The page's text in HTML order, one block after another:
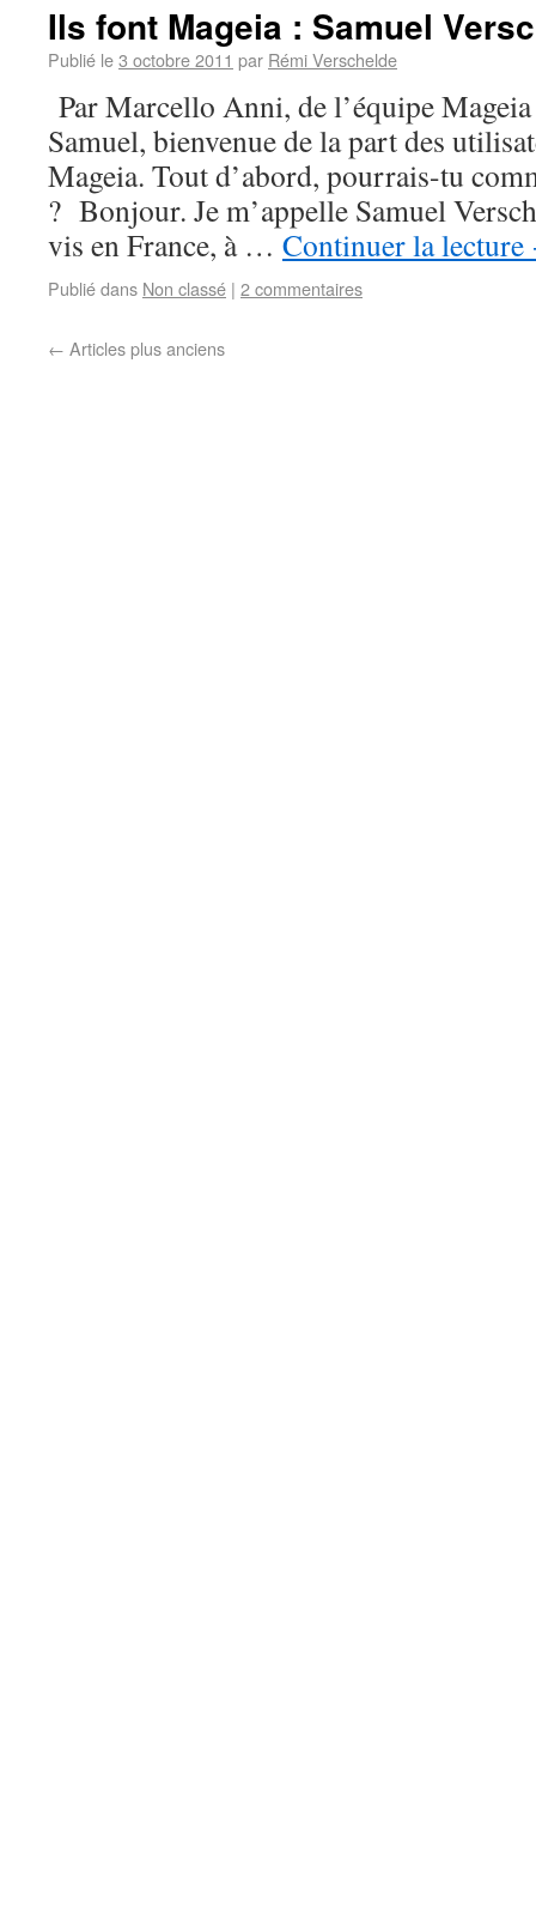
Ils font Mageia : Samuel
Publié le3 octobre 2011 par Rémi Verschelde
Par Marcello Anni, de l’équipe
Samuel, bienvenue de la part des
Mageia. Tout d’abord, pourrais-tu
? Bonjour. Je m’appelle Samuel
vis en France, à … Continuer la lecture
Publié dans Non classé | 2 commentaires
← Articles plus anciens